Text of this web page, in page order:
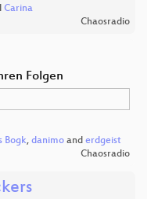
Carina
Chaosradio
Folgen
Bogk, danimo and erdgeist
Chaosradio